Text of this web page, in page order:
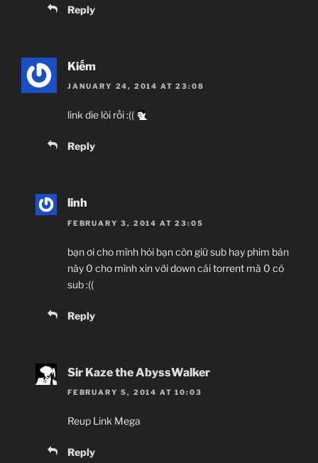
Reply
Kiếm
JANUARY 24, 2014 AT 23:08
link die lòi rồi :((
Reply
linh
FEBRUARY 3, 2014 AT 23:05
bạn ơi cho mình hỏi bạn còn giữ sub hay phim bản
này 0 cho mình xin với down cái torrent mà 0 có
sub :((
Reply
Sir Kaze the AbyssWalker
FEBRUARY 5, 2014 AT 10:03
Reup Link Mega
Reply